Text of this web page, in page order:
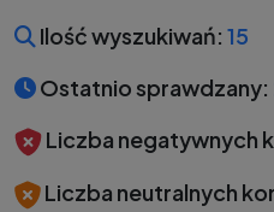
Ilość wyszukiwań: 15
Ostatnio sprawdzany:
Liczba negatywnych
Liczba neutralnych